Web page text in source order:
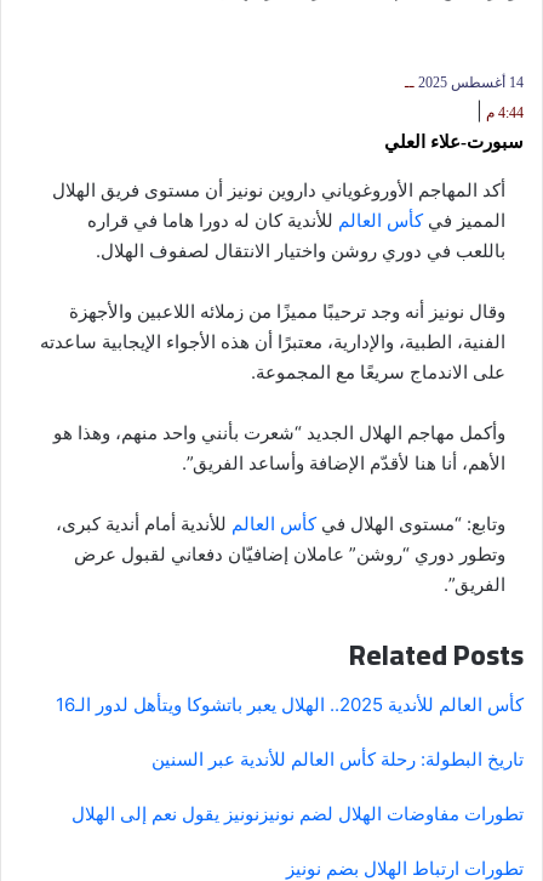
14 أغسطس 2025
ــ
4:44 م
سبورت-علاء العلي
أكد المهاجم الأوروغوياني داروين نونيز أن مستوى فريق الهلال
المميز فيكأس العالم للأندية كان له دورا هاما في قراره
باللعب في دوري روشن واختيار الانتقال لصفوف الهلال.
وقال نونيز أنه وجد ترحيبًا مميزًا من زملائه اللاعبين والأجهزة
الفنية، الطبية، والإدارية، معتبرًا أن هذه الأجواء الإيجابية ساعدته
على الاندماج سريعًا مع المجموعة.
وأكمل مهاجم الهلال الجديد “شعرت بأنني واحد منهم، وهذا هو
الأهم، أنا هنا لأقدّم الإضافة وأساعد الفريق”.
وتابع: “مستوى الهلال فيكأس العالم للأندية أمام أندية كبرى،
وتطور دوري “روشن” عاملان إضافيّان دفعاني لقبول عرض
الفريق”.
Related Posts
كأس العالم للأندية 2025.. الهلال يعبر باتشوكا ويتأهل لدور الـ16
تاريخ البطولة: رحلة كأس العالم للأندية عبر السنين
تطورات مفاوضات الهلال لضم نونيز نونيز يقول نعم إلى الهلال
تطورات ارتباط الهلال بضم نونيز